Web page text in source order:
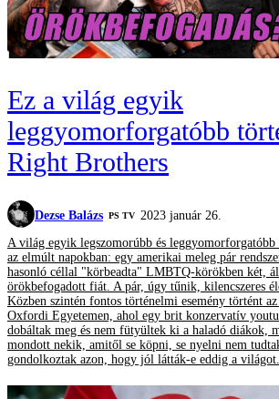
Ez a világ egyik
leggyomorforgatóbb
Right Brothers
Dezse Balázs PS TV
2023 január 26.
A világ egyik legszomorúbb és
az elmúlt napokban: egy amerikai meleg pár
hasonló céllal "körbeadta" LMBTQ-körökben két,
örökbefogadott fiát. A pár, úgy tűnik, kilencszeres
Közben szintén fontos történelmi esemény történt
Oxfordi Egyetemen, ahol egy brit konzervatív
dobáltak meg és nem fütyültek ki a haladó diákok,
mondott nekik, amitől se köpni, se nyelni nem
gondolkoztak azon, hogy jól látták-e eddig a világot.